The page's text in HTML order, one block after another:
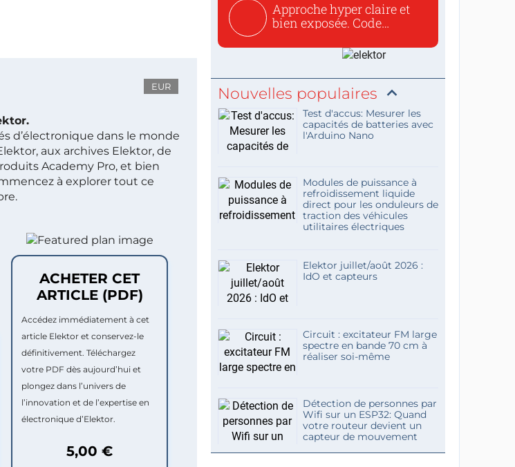
EUR
d’électronique dans le monde
aux archives Elektor, de
Academy Pro, et bien
à explorer tout ce
ACHETER CET
ARTICLE (PDF)
Accédez immédiatement à cet
article Elektor et conservez-le
définitivement. Téléchargez
votre PDF dès aujourd’hui et
plongez dans l’univers de
l’innovation et de l’expertise en
électronique d’Elektor.
5,00 €
Approche hyper claire et
bien exposée. Code
Nouvelles populaires
Test d'accus: Mesurer les
capacités de batteries avec
l'Arduino Nano
Modules de puissance à
refroidissement liquide
direct pour les onduleurs de
traction des véhicules
utilitaires électriques
Elektor juillet/août 2026 :
IdO et capteurs
Circuit : excitateur FM large
spectre en bande 70 cm à
réaliser soi-même
Détection de personnes par
Wifi sur un ESP32: Quand
votre routeur devient un
capteur de mouvement